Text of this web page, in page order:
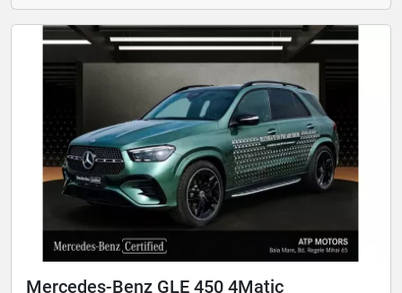
Mercedes-Benz GLE 450 4Matic